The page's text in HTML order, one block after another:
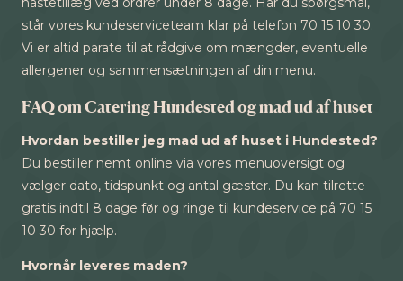
står vores kundeserviceteam klar på telefon 70 15 10 30.
Vi er altid parate til at rådgive om mængder, eventuelle
allergener og sammensætningen af din menu.
FAQ om Catering Hundested og mad ud af huset
Hvordan bestiller jeg mad ud af huset i Hundested?
Du bestiller nemt online via vores menuoversigt og
vælger dato, tidspunkt og antal gæster. Du kan tilrette
gratis indtil 8 dage før og ringe til kundeservice på 70 15
10 30 for hjælp.
Hvornår leveres maden?